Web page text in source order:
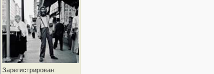
Зарегистрирован: